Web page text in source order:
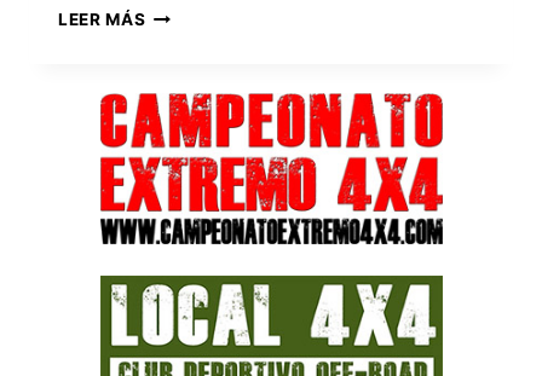
LEER MÁS CARTEL
CAMPEONATO
SORIA
EXTREM
4×4
2022